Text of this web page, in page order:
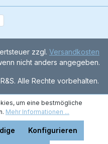
zzgl. Versandkosten
nicht anders angegeben.
Alle Rechte vorbehalten.
um eine bestmögliche
Mehr Informationen ...
Konfigurieren